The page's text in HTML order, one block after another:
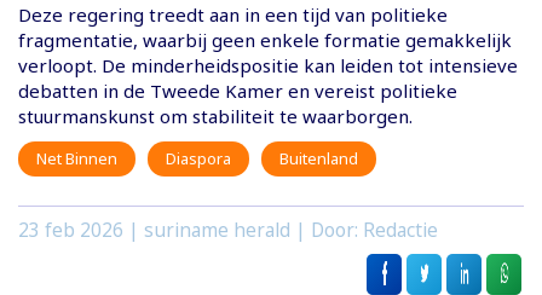
Deze regering treedt aan in een tijd van politieke
fragmentatie, waarbij geen enkele formatie gemakkelijk
verloopt. De minderheidspositie kan leiden tot intensieve
debatten in de Tweede Kamer en vereist politieke
stuurmanskunst om stabiliteit te waarborgen.
Net Binnen Diaspora Buitenland
23 feb 2026 | suriname herald | Door: Redactie